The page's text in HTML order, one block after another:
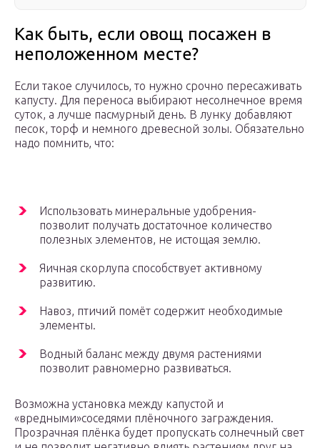
Как быть, если овощ посажен в
неположенном месте?
Если такое случилось, то нужно срочно пересаживать
капусту. Для переноса выбирают несолнечное время
суток, а лучше пасмурный день. В лунку добавляют
песок, торф и немного древесной золы. Обязательно
надо помнить, что:
Использовать минеральные удобрения-
позволит получать достаточное количество
полезных элементов, не истощая землю.
Яичная скорлупа способствует активному
развитию.
Навоз, птичий помёт содержит необходимые
элементы.
Водный баланс между двумя растениями
позволит равномерно развиваться.
Возможна установка между капустой и
«вредными»соседями плёночного заграждения.
Прозрачная плёнка будет пропускать солнечный свет